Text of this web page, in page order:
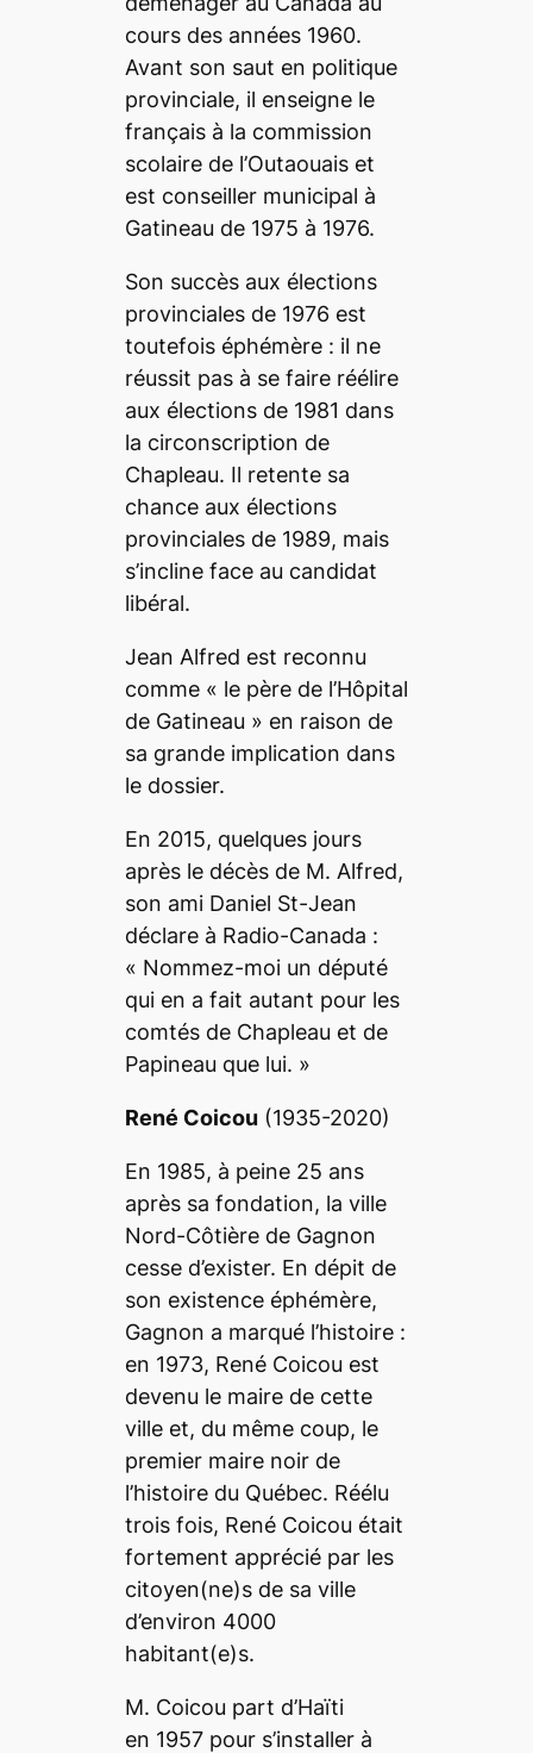
cours des années 1960.
Avant son saut en politique
provinciale, il enseigne le
français à la commission
scolaire de l’Outaouais et
est conseiller municipal à
Gatineau de 1975 à 1976.
Son succès aux élections
provinciales de 1976 est
toutefois éphémère : il ne
réussit pas à se faire réélire
aux élections de 1981 dans
la circonscription de
Chapleau. Il retente sa
chance aux élections
provinciales de 1989, mais
s’incline face au candidat
libéral.
Jean Alfred est reconnu
comme « le père de l’Hôpital
de Gatineau » en raison de
sa grande implication dans
le dossier.
En 2015, quelques jours
après le décès de M. Alfred,
son ami Daniel St-Jean
déclare à Radio-Canada :
« Nommez-moi un député
qui en a fait autant pour les
comtés de Chapleau et de
Papineau que lui. »
René Coicou (1935-2020)
En 1985, à peine 25 ans
après sa fondation, la ville
Nord-Côtière de Gagnon
cesse d’exister. En dépit de
son existence éphémère,
Gagnon a marqué l’histoire :
en 1973, René Coicou est
devenu le maire de cette
ville et, du même coup, le
premier maire noir de
l’histoire du Québec. Réélu
trois fois, René Coicou était
fortement apprécié par les
citoyen(ne)s de sa ville
d’environ 4000
habitant(e)s.
M. Coicou part d’Haïti
en 1957 pour s’installer à